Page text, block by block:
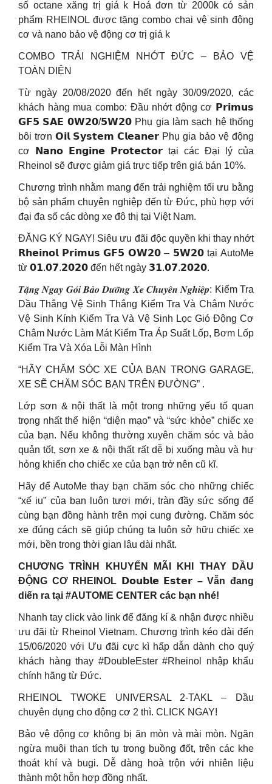
số octane xăng trị giá k Hoá đơn từ 2000k có sản
phẩm RHEINOL được tặng combo chai vệ sinh động
cơ và nano bảo vệ động cơ trị giá k
COMBO TRẢI NGHIỆM NHỚT ĐỨC – BẢO VỆ
TOÀN DIỆN
Từ ngày 20/08/2020 đến hết ngày 30/09/2020, các
khách hàng mua combo: Đầu nhớt động cơ 𝗣𝗿𝗶𝗺𝘂𝘀
𝗚𝗙𝟱 𝗦𝗔𝗘 𝟬𝗪𝟮𝟬/𝟱𝗪𝟮𝟬 Phụ gia làm sạch hệ thống
bôi trơn 𝗢𝗶𝗹 𝗦𝘆𝘀𝘁𝗲𝗺 𝗖𝗹𝗲𝗮𝗻𝗲𝗿 Phụ gia bảo vệ động
cơ 𝗡𝗮𝗻𝗼 𝗘𝗻𝗴𝗶𝗻𝗲 𝗣𝗿𝗼𝘁𝗲𝗰𝘁𝗼𝗿 tại các Đại lý của
Rheinol sẽ được giảm giá trực tiếp trên giá bán 10%.
Chương trình nhằm mang đến trải nghiệm tối ưu bằng
bộ sản phẩm chuyên nghiệp đến từ Đức, phù hợp với
đại đa số các dòng xe đô thị tại Việt Nam.
ĐĂNG KÝ NGAY! Siêu ưu đãi độc quyền khi thay nhớt
𝗥𝗵𝗲𝗶𝗻𝗼𝗹 𝗣𝗿𝗶𝗺𝘂𝘀 𝗚𝗙𝟱 𝗢𝗪𝟮𝟬 – 𝟱𝗪𝟮𝟬 tại AutoMe
từ 𝟬𝟭.𝟬𝟳.𝟮𝟬𝟮𝟬 đến hết ngày 𝟯𝟭.𝟬𝟳.𝟮𝟬𝟮𝟬.
𝑻𝒂̣̆𝒏𝒈 𝑵𝒈𝒂𝒚 𝑮𝒐́𝒊 𝑩𝒂̉𝒐 𝑫𝒖̛𝒐̛̃𝒏𝒈 𝑿𝒆 𝑪𝒉𝒖𝒚𝒆̂𝒏 𝑵𝒈𝒉𝒊𝒆̣̂𝒑: Kiểm Tra
Dầu Thắng Vệ Sinh Thắng Kiểm Tra Và Châm Nước
Vệ Sinh Kính Kiểm Tra Và Vệ Sinh Lọc Gió Động Cơ
Châm Nước Làm Mát Kiểm Tra Áp Suất Lốp, Bơm Lốp
Kiểm Tra Và Xóa Lỗi Màn Hình
“HÃY CHĂM SÓC XE CỦA BẠN TRONG GARAGE,
XE SẼ CHĂM SÓC BẠN TRÊN ĐƯỜNG” .
Lớp sơn & nội thất là một trong những yếu tố quan
trọng nhất thể hiện “diện mạo” và “sức khỏe” chiếc xe
của bạn. Nếu không thường xuyên chăm sóc và bảo
quản tốt, sơn xe & nội thất rất dễ bị xuống màu và hư
hỏng khiến cho chiếc xe của bạn trở nên cũ kĩ.
Hãy để AutoMe thay bạn chăm sóc cho những chiếc
“xế iu” của bạn luôn tươi mới, tràn đầy sức sống để
cùng bạn đồng hành trên mọi cung đường. Chăm sóc
xe đúng cách sẽ giúp chúng ta luôn sở hữu chiếc xe
mới, bền trong thời gian lâu dài nhất.
CHƯƠNG TRÌNH KHUYẾN MÃI KHI THAY DẦU
ĐỘNG CƠ RHEINOL 𝗗𝗼𝘂𝗯𝗹𝗲 𝗘𝘀𝘁𝗲𝗿 – Vẫn đang
diến ra tại #AUTOME CENTER các bạn nhé!
Nhanh tay click vào link để đăng kí & nhận được nhiều
ưu đãi từ Rheinol Vietnam. Chương trình kéo dài đến
15/06/2020 với Ưu đãi cực kì hấp dẫn dành cho quý
khách hàng thay #DoubleEster #Rheinol nhập khẩu
chính hãng từ Đức.
RHEINOL TWOKE UNIVERSAL 2-TAKL – Dầu
chuyên dụng cho động cơ 2 thì. CLICK NGAY!
Bảo vệ động cơ không bị ăn mòn và mài mòn. Ngăn
ngừa muội than tích tụ trong buồng đốt, trên các khe
thoát khí và bugi. Dễ dàng hoà trộn với nhiên liệu
thành một hỗn hợp đồng nhất.